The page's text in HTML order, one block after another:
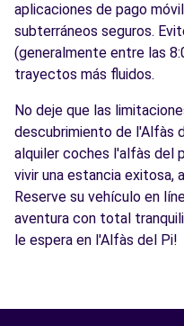
aplicaciones de pago
subterráneos seguros.
(generalmente entre las
trayectos más fluidos.
No deje que las
descubrimiento de l'Alfàs
alquiler coches l'alfàs del
vivir una estancia exitosa,
Reserve su vehículo en
aventura con total
le espera en l'Alfàs del Pi!